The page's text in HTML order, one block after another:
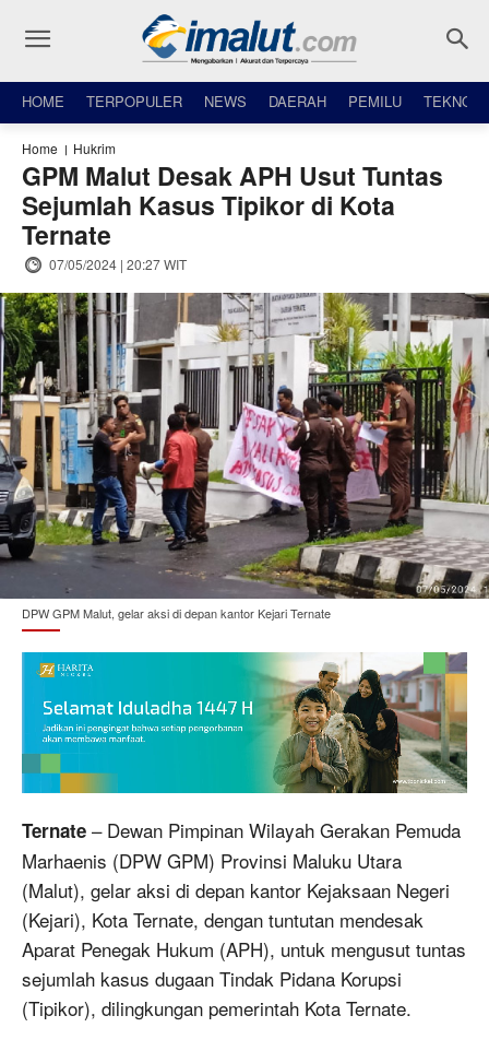
HOME TERPOPULER NEWS DAERAH PEMILU TEKNO
Home Hukrim
GPM Malut Desak APH Usut Tuntas
Sejumlah Kasus Tipikor di Kota
Ternate
07/05/2024 | 20:27 WIT
DPW GPM Malut, gelar aksi di depan kantor Kejari Ternate
Ternate – Dewan Pimpinan Wilayah Gerakan Pemuda
Marhaenis (DPW GPM) Provinsi Maluku Utara
(Malut), gelar aksi di depan kantor Kejaksaan Negeri
(Kejari), Kota Ternate, dengan tuntutan mendesak
Aparat Penegak Hukum (APH), untuk mengusut tuntas
sejumlah kasus dugaan Tindak Pidana Korupsi
(Tipikor), dilingkungan pemerintah Kota Ternate.